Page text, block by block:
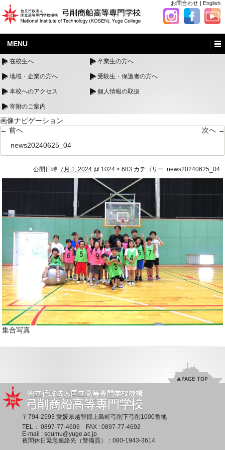
お問合わせ | English
MENU
在校生へ 卒業生の方へ
地域・企業の方へ 受験生・保護者の方へ
本校へのアクセス 個人情報の取扱
寄附のご案内
画像ナビゲーション
← 前へ
次へ →
news20240625_04
公開日時: 7月 1, 2024 @ 1024 × 683 カテゴリー: news20240625_04
集合写真
〒794-2593 愛媛県越智郡上島町弓削下弓削1000番地
TEL： 0897-77-4606 FAX : 0897-77-4692
E-mail : soumu@yuge.ac.jp
夜間休日緊急連絡先（警備員）： 080-1943-3614